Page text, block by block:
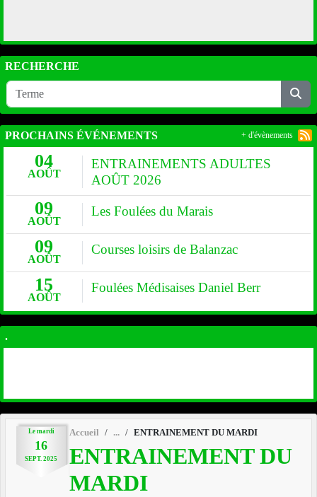
Le mardi
16
SEPT. 2025
Accueil ENTRAINEMENT DU MARDI
ENTRAINEMENT DU
MARDI
RECHERCHE
PROCHAINS ÉVÉNEMENTS
04
AOÛT
ENTRAINEMENTS ADULTES
AOÛT 2026
09
AOÛT
Les Foulées du Marais
09
AOÛT
Courses loisirs de Balanzac
15
AOÛT
Foulées Médisaises Daniel Berr
+ d'évènements
.